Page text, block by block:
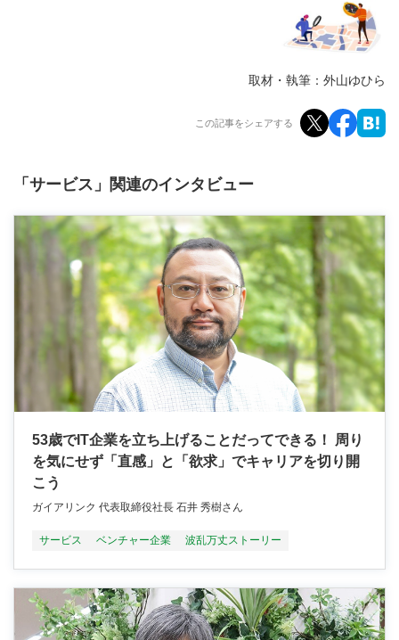
取材・執筆：外山ゆひら
この記事をシェアする
「サービス」関連のインタビュー
53歳でIT企業を立ち上げることだってできる！ 周り
を気にせず「直感」と「欲求」でキャリアを切り開
こう
ガイアリンク 代表取締役社長 石井 秀樹さん
サービス ベンチャー企業 波乱万丈ストーリー